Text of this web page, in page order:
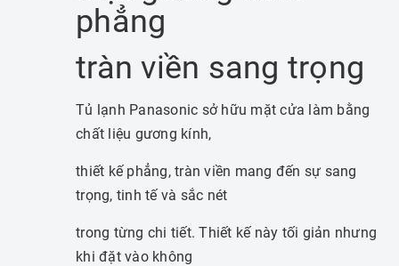
phẳng
tràn viền sang trọng
Tủ lạnh Panasonic sở hữu mặt cửa làm bằng
chất liệu gương kính,
thiết kế phẳng, tràn viền mang đến sự sang
trọng, tinh tế và sắc nét
trong từng chi tiết. Thiết kế này tối giản nhưng
khi đặt vào không